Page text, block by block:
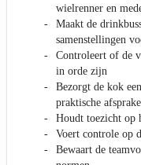
wielrenner en
Maakt de
samenstellingen
Controleert of de
in orde zijn
Bezorgt de kok
praktische
Houdt toezicht op
Voert controle op
Bewaart de